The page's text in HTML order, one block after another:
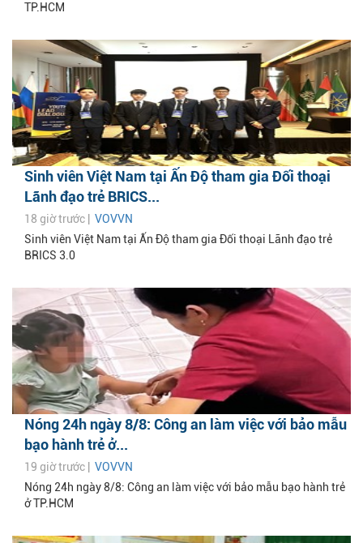
TP.HCM
Sinh viên Việt Nam tại Ấn Độ tham gia Đối thoại
Lãnh đạo trẻ BRICS...
18 giờ trước | VOVVN
Sinh viên Việt Nam tại Ấn Độ tham gia Đối thoại Lãnh đạo trẻ
BRICS 3.0
Nóng 24h ngày 8/8: Công an làm việc với bảo mẫu
bạo hành trẻ ở...
19 giờ trước | VOVVN
Nóng 24h ngày 8/8: Công an làm việc với bảo mẫu bạo hành trẻ
ở TP.HCM